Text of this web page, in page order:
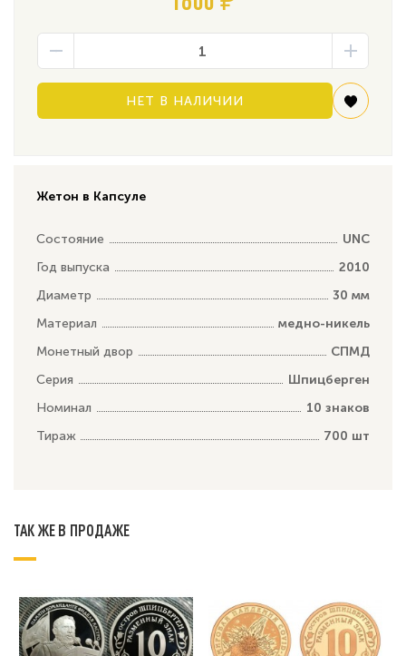
НЕТ В НАЛИЧИИ
Жетон в Капсуле
Состояние
UNC
Год выпуска
2010
Диаметр
30 мм
Материал
медно-никель
Монетный двор
СПМД
Серия
Шпицберген
Номинал
10 знаков
Тираж
700 шт
ТАК ЖЕ В ПРОДАЖЕ